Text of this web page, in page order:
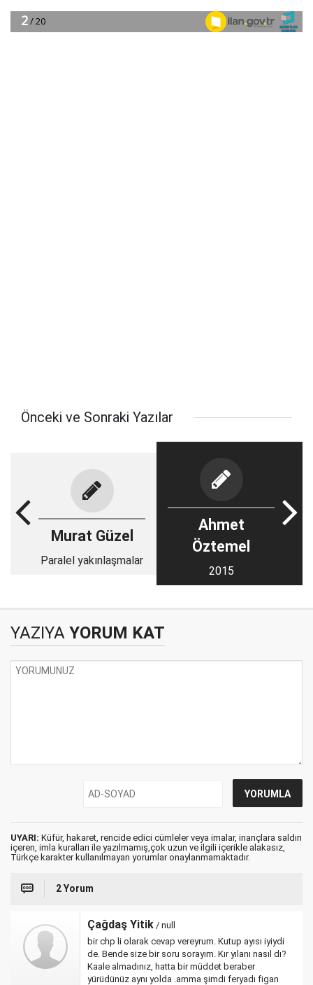
Önceki ve Sonraki Yazılar
Murat Güzel
Paralel yakınlaşmalar
Ahmet
Öztemel
2015
YAZIYA YORUM KAT
UYARI: Küfür, hakaret, rencide edici cümleler veya imalar, inançlara saldırı
içeren, imla kuralları ile yazılmamış,çok uzun ve ilgili içerikle alakasız,
Türkçe karakter kullanılmayan yorumlar onaylanmamaktadır.
2 Yorum
Çağdaş Yitik / null
bir chp li olarak cevap vereyrum. Kutup ayısı iyiydi
de. Bende size bir soru sorayım. Kır yılanı nasıl dı?
Kaale almadınız, hatta bir müddet beraber
yürüdünüz aynı yolda .amma şimdi feryadı figan